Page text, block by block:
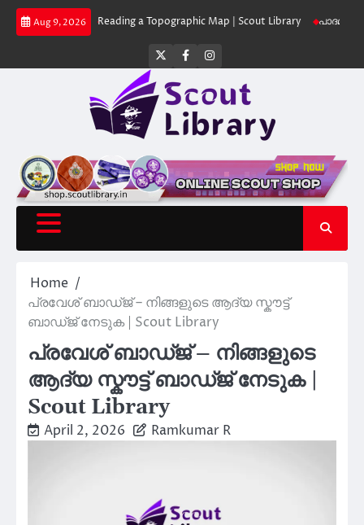
Skip
Aug 9, 2026
Reading a Topographic Map | Scout Library പാദമുദ്രകൾ
Twitter
FacebookInstagram
Home
പ്രവേശ് ബാഡ്ജ് – നിങ്ങളുടെ ആദ്യ സ്കൗട്ട്
ബാഡ്ജ് നേടുക | Scout Library
പ്രവേശ് ബാഡ്ജ് – നിങ്ങളുടെ
ആദ്യ സ്കൗട്ട് ബാഡ്ജ് നേടുക |
Scout Library
April 2, 2026 Ramkumar R